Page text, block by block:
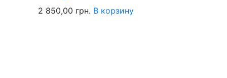
2 850,00 грн. В корзину